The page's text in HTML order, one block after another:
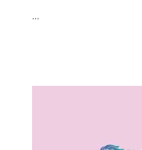
...